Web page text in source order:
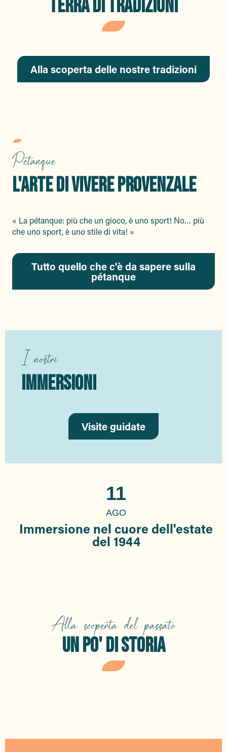
TERRA DI TRADIZIONI
Alla scoperta delle nostre tradizioni
Petanque
L'ARTE DI VIVERE PROVENZALE
« La pétanque: più che un gioco, è uno sport! No… più
che uno sport, è uno stile di vita! »
Tutto quello che c'è da sapere sulla
pétanque
I nostri
IMMERSIONI
Visite guidate
11
AGO
Immersione nel cuore dell'estate
del 1944
Alla scoperta del passato
UN PO' DI STORIA